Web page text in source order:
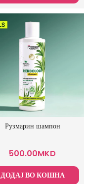
Рузмарин шампон
500.00MKD
ДОДАЈ ВО КОШНА